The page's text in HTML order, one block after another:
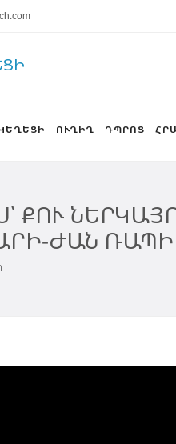
ՈՒՂԻՂ ԴՊՐՈՑ
ՔՈՒ
ԺԱՆ